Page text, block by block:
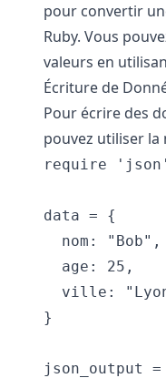
pour convertir
Ruby. Vous
valeurs en
Écriture de
Pour écrire des
pouvez utiliser la
require 'json'
data = {
  nom: "Bob",
  age: 25,
ville:
}
json_output =